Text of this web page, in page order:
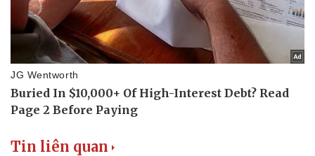
Tin nóng
Tư vấn luật
Việt Nam
Phân tích
Tin liên quan